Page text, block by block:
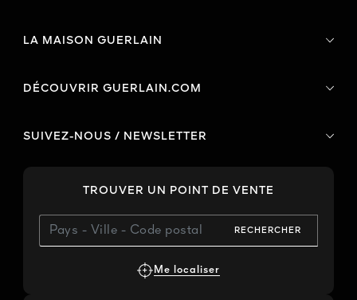
LA MAISON GUERLAIN
DÉCOUVRIR GUERLAIN.COM
SUIVEZ-NOUS / NEWSLETTER
TROUVER UN POINT DE VENTE
RECHERCHER
Me localiser